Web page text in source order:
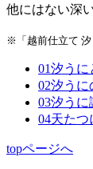
他にはない深
※「越前仕立て 汐
01汐うに
02汐うに
03汐うに
04天たつ
topページへ